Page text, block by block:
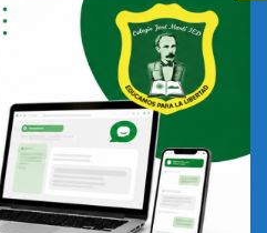
ACADEMICO 2025
CIRCULAR 13 –
agosto, 2025
ORIENTACIÓN